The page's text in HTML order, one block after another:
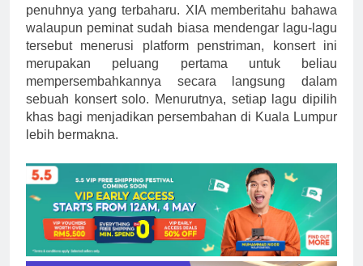
penuhnya yang terbaharu. XIA memberitahu bahawa
walaupun peminat sudah biasa mendengar lagu-lagu
tersebut menerusi platform penstriman, konsert ini
merupakan peluang pertama untuk beliau
mempersembahkannya secara langsung dalam
sebuah konsert solo. Menurutnya, setiap lagu dipilih
khas bagi menjadikan persembahan di Kuala Lumpur
lebih bermakna.